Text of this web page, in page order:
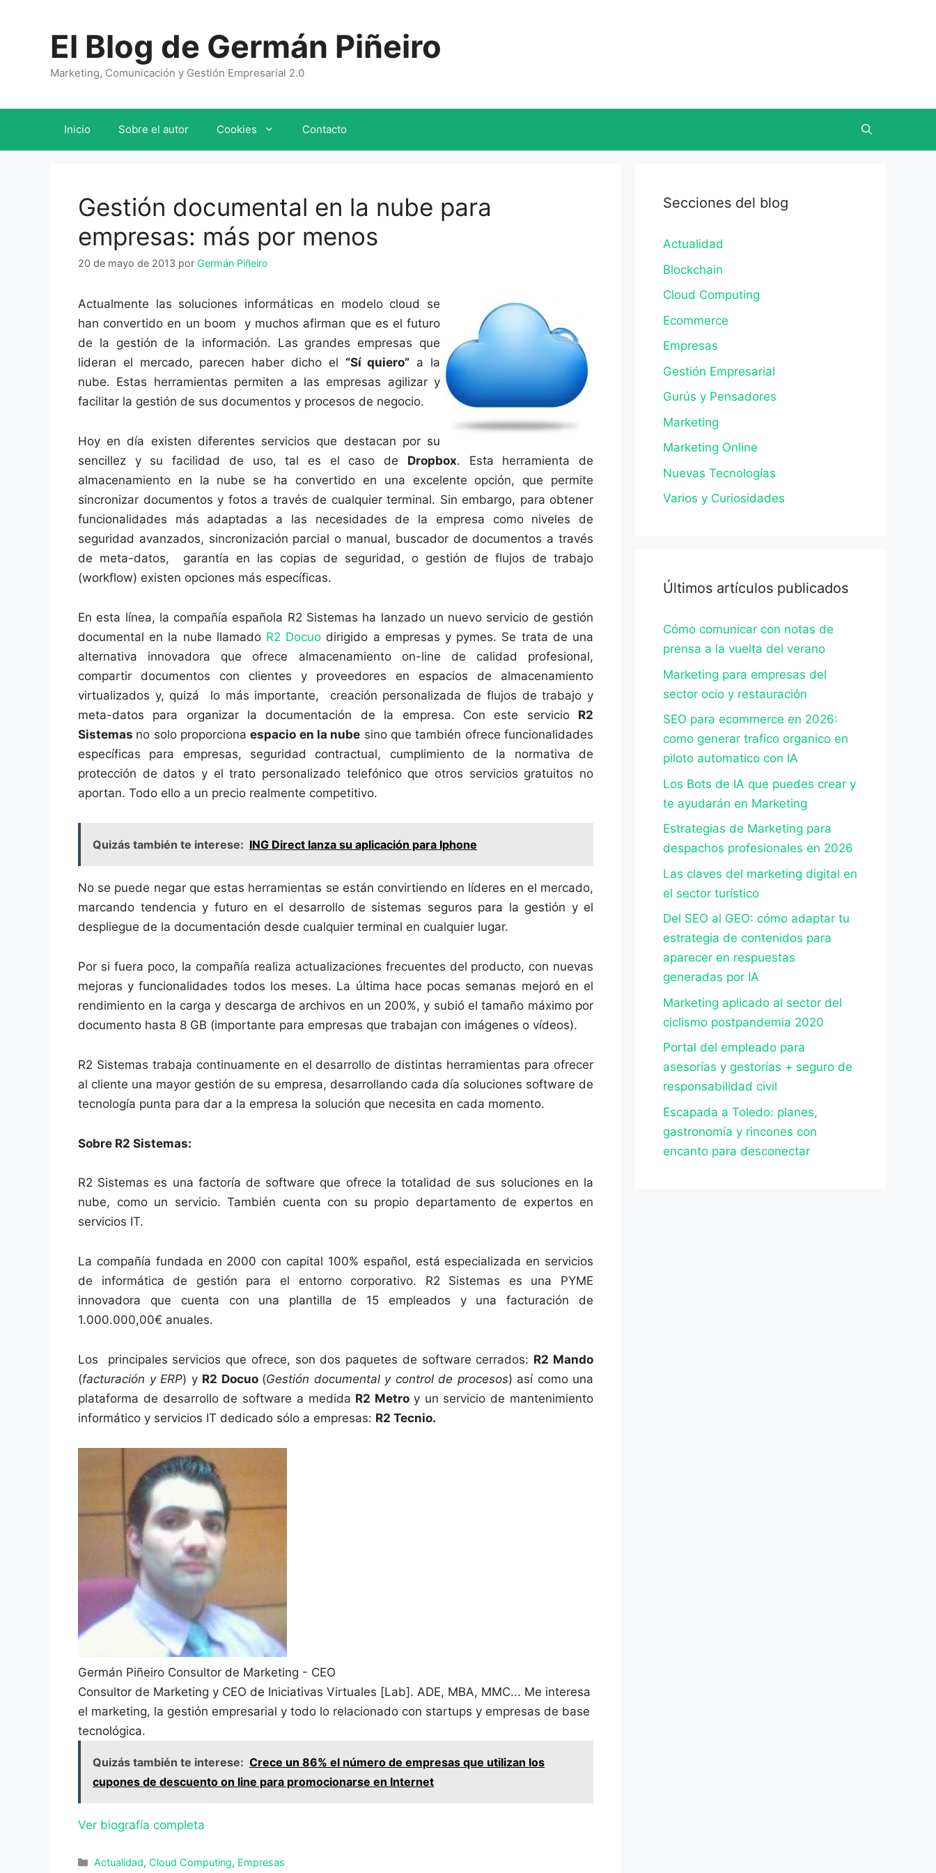
El Blog de Germán Piñeiro
Marketing, Comunicación y Gestión Empresarial 2.0
Inicio Sobre el autor Cookies Contacto
Gestión documental en la nube para
empresas: más por menos
20 de mayo de 2013 por Germán Piñeiro
Actualmente las soluciones informáticas en modelo cloud se
han convertido en un boom y muchos afirman que es el futuro
de la gestión de la información. Las grandes empresas que
lideran el mercado, parecen haber dicho el “Sí quiero” a la
nube. Estas herramientas permiten a las empresas agilizar y
facilitar la gestión de sus documentos y procesos de negocio.
Hoy en día existen diferentes servicios que destacan por su
sencillez y su facilidad de uso, tal es el caso de Dropbox. Esta herramienta de
almacenamiento en la nube se ha convertido en una excelente opción, que permite
sincronizar documentos y fotos a través de cualquier terminal. Sin embargo, para obtener
funcionalidades más adaptadas a las necesidades de la empresa como niveles de
seguridad avanzados, sincronización parcial o manual, buscador de documentos a través
de meta-datos, garantía en las copias de seguridad, o gestión de flujos de trabajo
(workflow) existen opciones más específicas.
En esta línea, la compañía española R2 Sistemas ha lanzado un nuevo servicio de gestión
documental en la nube llamado R2 Docuo dirigido a empresas y pymes. Se trata de una
alternativa innovadora que ofrece almacenamiento on-line de calidad profesional,
compartir documentos con clientes y proveedores en espacios de almacenamiento
virtualizados y, quizá lo más importante, creación personalizada de flujos de trabajo y
meta-datos para organizar la documentación de la empresa. Con este servicio R2
Sistemas no solo proporcionaespacio en la nube sino que también ofrece funcionalidades
específicas para empresas, seguridad contractual, cumplimiento de la normativa de
protección de datos y el trato personalizado telefónico que otros servicios gratuitos no
aportan. Todo ello a un precio realmente competitivo.
Quizás también te interese: ING Direct lanza su aplicación para Iphone
No se puede negar que estas herramientas se están convirtiendo en líderes en el mercado,
marcando tendencia y futuro en el desarrollo de sistemas seguros para la gestión y el
despliegue de la documentación desde cualquier terminal en cualquier lugar.
Por si fuera poco, la compañía realiza actualizaciones frecuentes del producto, con nuevas
mejoras y funcionalidades todos los meses. La última hace pocas semanas mejoró en el
rendimiento en la carga y descarga de archivos en un 200%, y subió el tamaño máximo por
documento hasta 8 GB (importante para empresas que trabajan con imágenes o vídeos).
R2 Sistemas trabaja continuamente en el desarrollo de distintas herramientas para ofrecer
al cliente una mayor gestión de su empresa, desarrollando cada día soluciones software de
tecnología punta para dar a la empresa la solución que necesita en cada momento.
Sobre R2 Sistemas:
R2 Sistemas es una factoría de software que ofrece la totalidad de sus soluciones en la
nube, como un servicio. También cuenta con su propio departamento de expertos en
servicios IT.
La compañía fundada en 2000 con capital 100% español, está especializada en servicios
de informática de gestión para el entorno corporativo. R2 Sistemas es una PYME
innovadora que cuenta con una plantilla de 15 empleados y una facturación de
1.000.000,00€ anuales.
Los principales servicios que ofrece, son dos paquetes de software cerrados: R2 Mando
(facturación y ERP) y R2 Docuo (Gestión documental y control de procesos) así como una
plataforma de desarrollo de software a medida R2 Metro y un servicio de mantenimiento
informático y servicios IT dedicado sólo a empresas: R2 Tecnio.
Germán Piñeiro Consultor de Marketing - CEO
Consultor de Marketing y CEO de Iniciativas Virtuales [Lab]. ADE, MBA, MMC... Me interesa
el marketing, la gestión empresarial y todo lo relacionado con startups y empresas de base
tecnológica.
Quizás también te interese: Crece un 86% el número de empresas que utilizan los
cupones de descuento on line para promocionarse en Internet
Ver biografía completa
Categorías
Actualidad, Cloud Computing, Empresas
Secciones del blog
Actualidad
Blockchain
Cloud Computing
Ecommerce
Empresas
Gestión Empresarial
Gurús y Pensadores
Marketing
Marketing Online
Nuevas Tecnologías
Varios y Curiosidades
Últimos artículos publicados
Cómo comunicar con notas de
prensa a la vuelta del verano
Marketing para empresas del
sector ocio y restauración
SEO para ecommerce en 2026:
como generar trafico organico en
piloto automatico con IA
Los Bots de IA que puedes crear y
te ayudarán en Marketing
Estrategias de Marketing para
despachos profesionales en 2026
Las claves del marketing digital en
el sector turístico
Del SEO al GEO: cómo adaptar tu
estrategia de contenidos para
aparecer en respuestas
generadas por IA
Marketing aplicado al sector del
ciclismo postpandemia 2020
Portal del empleado para
asesorías y gestorías + seguro de
responsabilidad civil
Escapada a Toledo: planes,
gastronomía y rincones con
encanto para desconectar